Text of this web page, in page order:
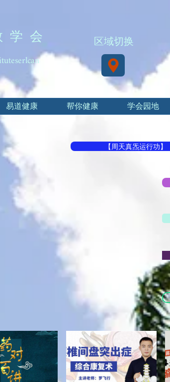
学 会 区域切换
易道健康 帮你健康 学会园地
【周天真炁运行功